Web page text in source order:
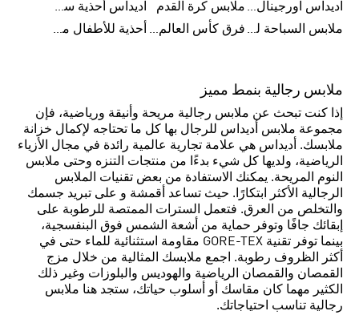
اديداس اورجينال ملابس ملابس كرة القدم
اديداس أحذية سوبرنوفا للرجال
ملابس السباحة للرجال
فرق كأس العالم FIFA 26™ أحذية للأطفال من 8 إلى 16 سنة
ملابس رجالية بنمط مميز
إذا كنت تبحث عن ملابس رجالية مريحة وأنيقة ورياضية، فإن
مجموعة ملابس أديداس للرجال بها كل ما تحتاجه لإكمال خزانة
ملابسك. أديداس هي علامة تجارية عالمية رائدة في مجال الأزياء
الرياضية، ولديها كل شيء بدءًا من منتجات التنزه وحتى ملابس
النوم المريحة. يمكنك الاستفادة من بعض تقنيات الملابس
الرجالية الأكثر ابتكارًا. حيث تساعد أقمشة و على تبريد جسمك
والتخلص من العرق. فتعمل السترات الممتصة للرطوبة على
إبقائك جافًا وتوفر حماية من أشعة الشمس فوق البنفسجية،
بينما توفر تقنية GORE-TEX مقاومة استثنائية للماء حتى في
أكثر الظروف رطوبة. اجمع ملابسك المثالية من خلال مزج
القمصان والقمصان الرياضية والهوديس والبلوزات وغير ذلك
الكثير مهما كان مقاسك أو أسلوب حياتك، ستجد هنا ملابس
رجالية تناسب احتياجاتك.